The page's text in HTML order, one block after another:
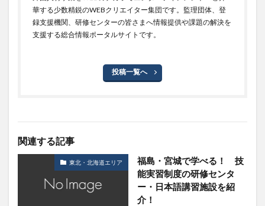
華する少数精鋭のWEBクリエイター集団です。監理団体、登
録支援機関、研修センターの皆さまへ情報提供や課題の解決を
支援する総合情報ポータルサイトです。
投稿一覧へ
関連する記事
東北・北海道エリア
福島・宮城で学べる！ 技
能実習制度の研修センタ
ー・日本語講習施設を紹
介！